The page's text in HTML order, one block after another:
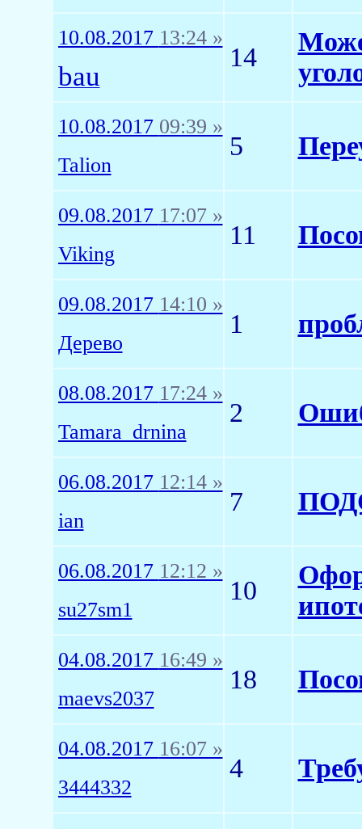
10.08.2017 13:24 »
bau
14
10.08.2017 09:39 »
Talion
5
09.08.2017 17:07 »
Viking
11
09.08.2017 14:10 »
Дерево
1
08.08.2017 17:24 »
Tamara_drnina
2
06.08.2017 12:14 »
ian
7
06.08.2017 12:12 »
su27sm1
10
04.08.2017 16:49 »
maevs2037
18
04.08.2017 16:07 »
3444332
4